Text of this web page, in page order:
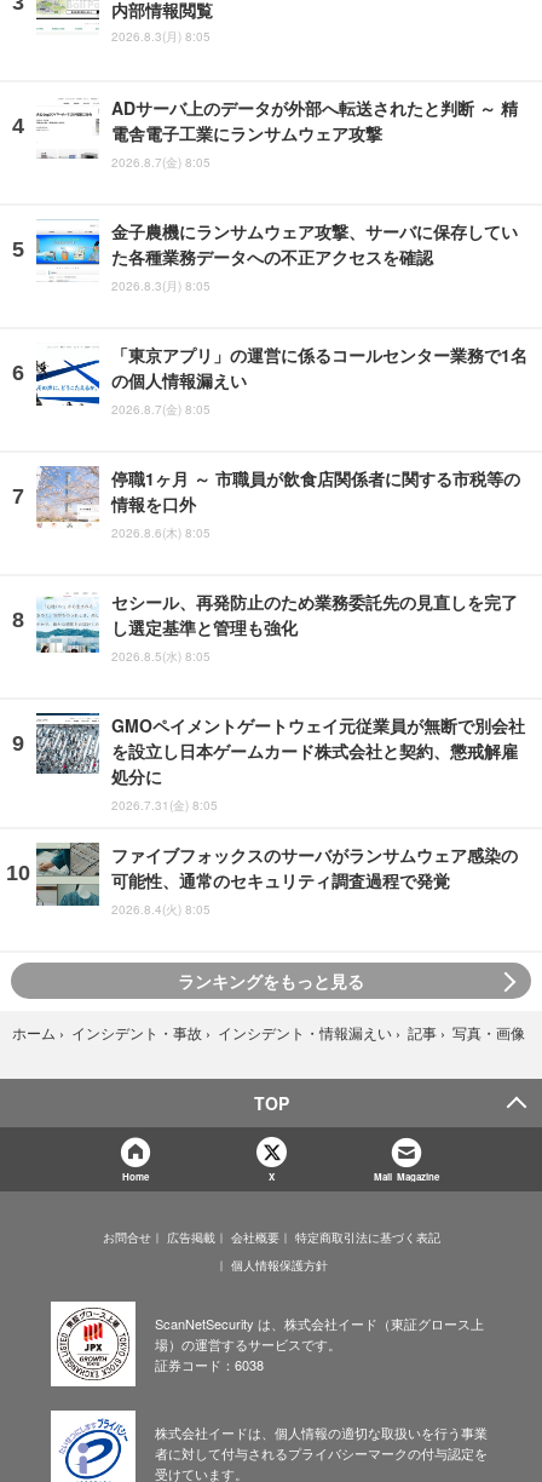
内部情報閲覧
2026.8.3(月) 8:05
ADサーバ上のデータが外部へ転送されたと判断 ～ 精
電舎電子工業にランサムウェア攻撃
2026.8.7(金) 8:05
金子農機にランサムウェア攻撃、サーバに保存してい
た各種業務データへの不正アクセスを確認
2026.8.3(月) 8:05
「東京アプリ」の運営に係るコールセンター業務で1名
の個人情報漏えい
2026.8.7(金) 8:05
停職1ヶ月 ～ 市職員が飲食店関係者に関する市税等の
情報を口外
2026.8.6(木) 8:05
セシール、再発防止のため業務委託先の見直しを完了
し選定基準と管理も強化
2026.8.5(水) 8:05
GMOペイメントゲートウェイ元従業員が無断で別会社
を設立し日本ゲームカード株式会社と契約、懲戒解雇
処分に
2026.7.31(金) 8:05
ファイブフォックスのサーバがランサムウェア感染の
可能性、通常のセキュリティ調査過程で発覚
2026.8.4(火) 8:05
ランキングをもっと見る
ホーム › インシデント・事故 › インシデント・情報漏えい › 記事 › 写真・画像
TOP
Home X Mail Magazine
お問合せ 広告掲載 会社概要
特定商取引法に基づく表記
個人情報保護方針
ScanNetSecurity は、株式会社イード（東証グロース上
場）の運営するサービスです。
証券コード：6038
株式会社イードは、個人情報の適切な取扱いを行う事業
者に対して付与されるプライバシーマークの付与認定を
受けています。